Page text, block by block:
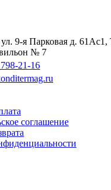
9-я Парковая д.
№ 7
21-16
соглашение